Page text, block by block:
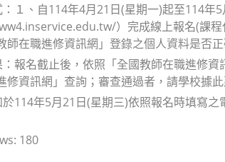
１、自114年4月21日(星期一)起至114年
）完成線上報名(課
師在職進修資訊網」登錄之個人資料是否
報名截止後，依照「全國教師在職進修
修資訊網」查詢；審查通過者，請學校據
114年5月21日(星期三)依照報名時填寫
180